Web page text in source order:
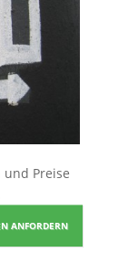
Preise
ANFORDERN